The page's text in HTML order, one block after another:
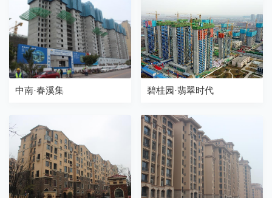
中南·春溪集 碧桂园·翡翠时代